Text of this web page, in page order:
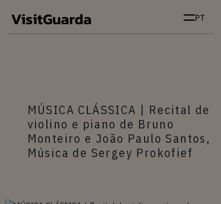
PT
MÚSICA CLÁSSICA | Recital de
violino e piano de Bruno
Monteiro e João Paulo Santos,
Música de Sergey Prokofief